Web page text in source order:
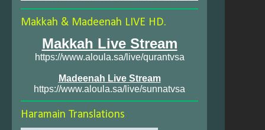
Makkah & Madeenah LIVE HD.
Makkah Live Stream
https://www.aloula.sa/live/qurantvsa
Madeenah Live Stream
https://www.aloula.sa/live/sunnatvsa
Haramain Translations